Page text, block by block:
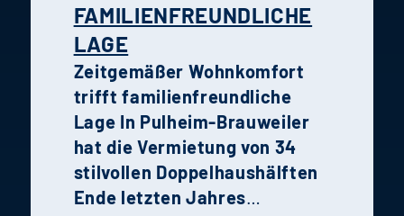
AMILIENFREUNDLICHE L
AGE
Zeitgemäßer Wohnkomfort
trifft familienfreundliche
Lage In Pulheim-Brauweiler
hat die Vermietung von 34
stilvollen Doppelhaushälften
Ende letzten Jahres